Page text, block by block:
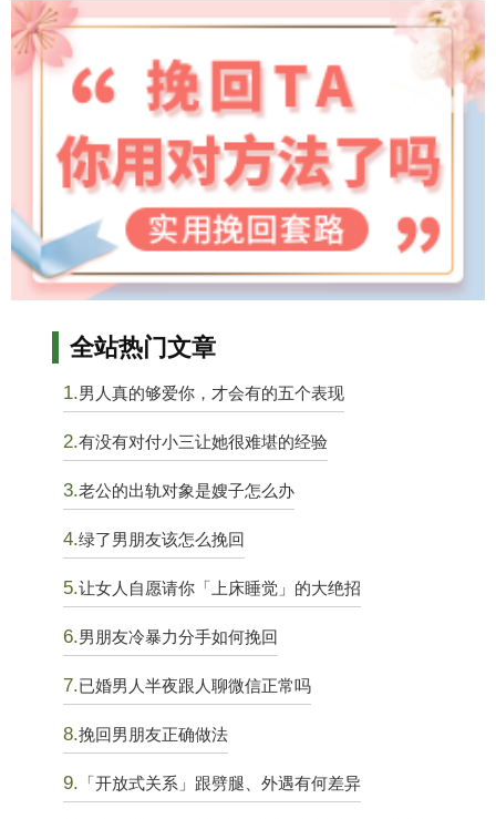
全站热门文章
1.男人真的够爱你，才会有的五个表现
2.有没有对付小三让她很难堪的经验
3.老公的出轨对象是嫂子怎么办
4.绿了男朋友该怎么挽回
5.让女人自愿请你「上床睡觉」的大绝招
6.男朋友冷暴力分手如何挽回
7.已婚男人半夜跟人聊微信正常吗
8.挽回男朋友正确做法
9. 「开放式关系」跟劈腿、外遇有何差异